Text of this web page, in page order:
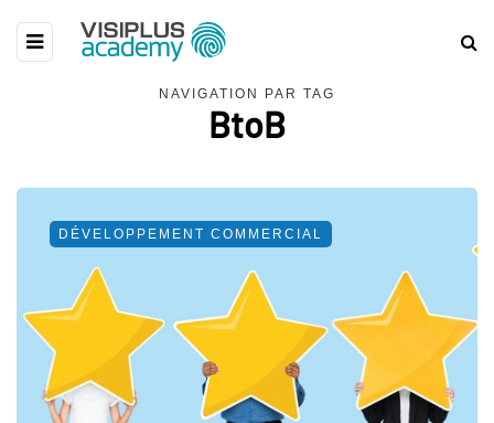
NAVIGATION PAR TAG
BtoB
DÉVELOPPEMENT COMMERCIAL